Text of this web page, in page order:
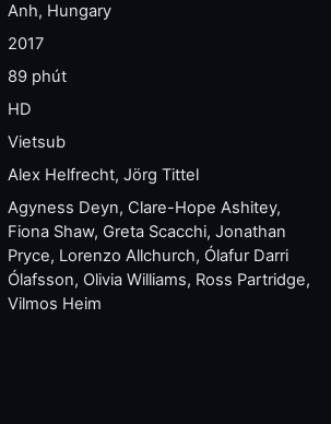
Anh, Hungary
2017
89 phút
HD
Vietsub
Alex Helfrecht, Jörg Tittel
Agyness Deyn, Clare-Hope Ashitey,
Fiona Shaw, Greta Scacchi, Jonathan
Pryce, Lorenzo Allchurch, Ólafur Darri
Ólafsson, Olivia Williams, Ross Partridge,
Vilmos Heim